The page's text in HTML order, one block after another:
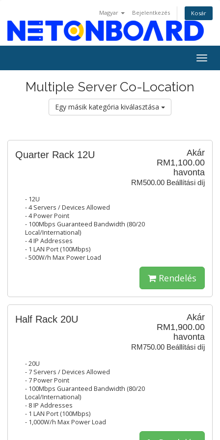
Magyar Bejelentkezés Kosár
Multiple Server Co-Location
Egy másik kategória kiválasztása
Akár
RM1,100.00
havonta
RM500.00 Beállítási díj
Quarter Rack 12U
- 12U
- 4 Servers / Devices Allowed
- 4 Power Point
- 100Mbps Guaranteed Bandwidth (80/20
Local/International)
- 4 IP Addresses
- 1 LAN Port (100Mbps)
- 500W/h Max Power Load
Rendelés
Akár
RM1,900.00
havonta
RM750.00 Beállítási díj
Half Rack 20U
- 20U
- 7 Servers / Devices Allowed
- 7 Power Point
- 100Mbps Guaranteed Bandwidth (80/20
Local/International)
- 8 IP Addresses
- 1 LAN Port (100Mbps)
- 1,000W/h Max Power Load